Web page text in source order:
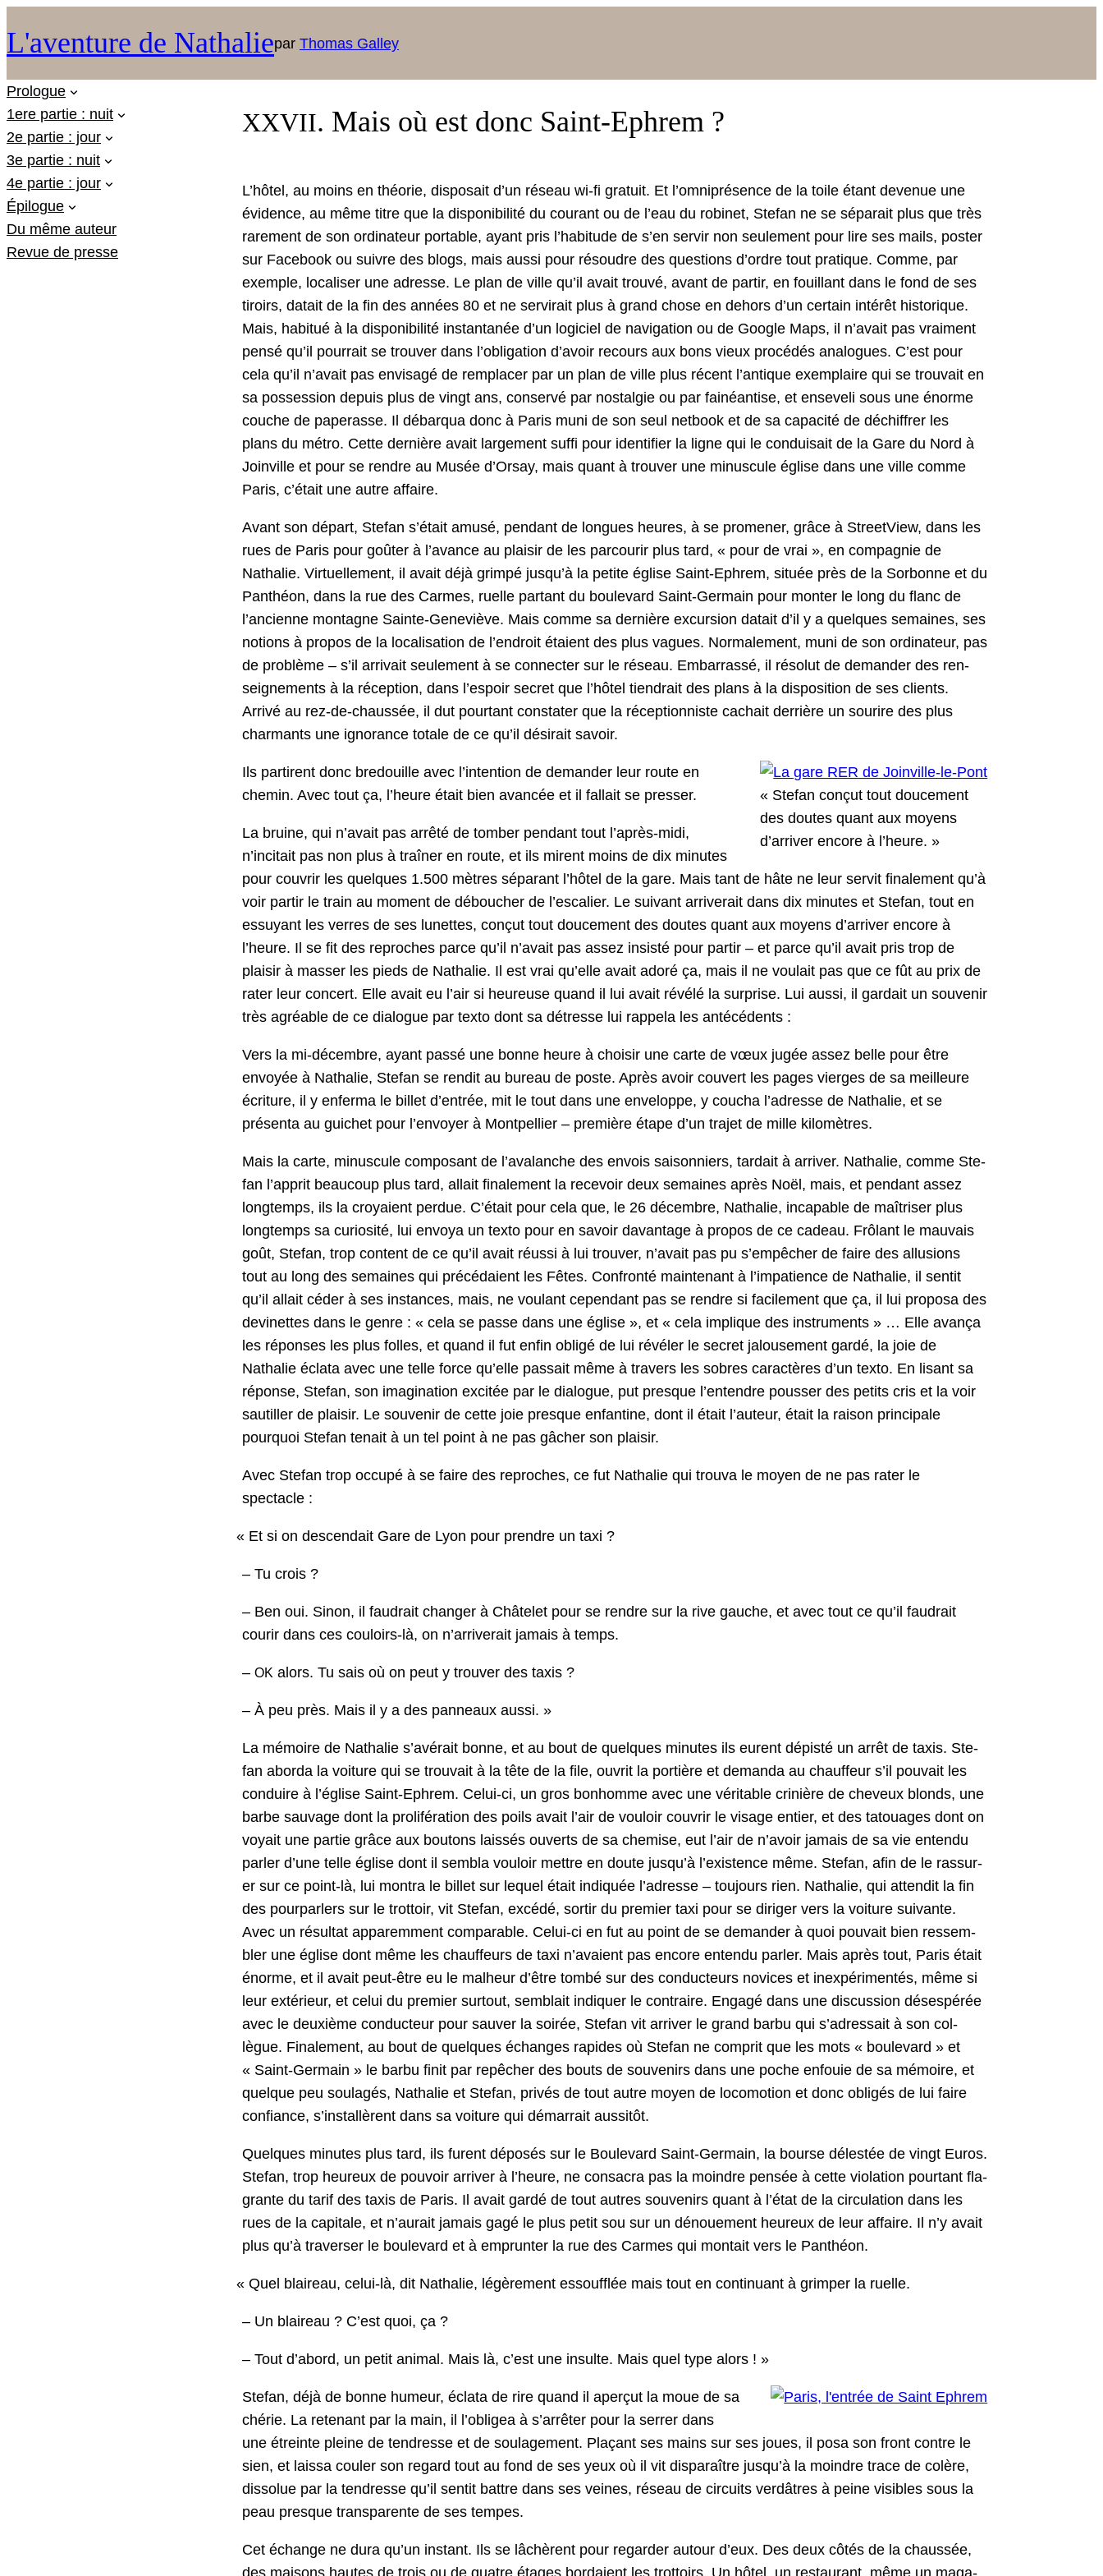
L'aventure de Nathaliepar Thomas Galley
Prologue
1ere partie : nuit
2e partie : jour
3e partie : nuit
4e partie : jour
Épilogue
Du même auteur
Revue de presse
XXVII. Mais où est donc Saint-Ephrem ?
L’hôtel, au moins en théorie, dis­po­sait d’un réseau wi-fi gra­tu­it. Et l’omniprésence de la toile étant dev­enue une
évi­dence, au même titre que la disponi­bil­ité du courant ou de l’eau du robi­net, Ste­fan ne se séparait plus que très
rarement de son ordi­na­teur portable, ayant pris l’habitude de s’en servir non seule­ment pour lire ses mails, poster
sur Face­book ou suiv­re des blogs, mais aus­si pour résoudre des ques­tions d’ordre tout pra­tique. Comme, par
exem­ple, localis­er une adresse. Le plan de ville qu’il avait trou­vé, avant de par­tir, en fouil­lant dans le fond de ses
tiroirs, datait de la fin des années 80 et ne servi­rait plus à grand chose en dehors d’un cer­tain intérêt his­torique.
Mais, habitué à la disponi­bil­ité instan­ta­née d’un logi­ciel de nav­i­ga­tion ou de Google Maps, il n’avait pas vrai­ment
pen­sé qu’il pour­rait se trou­ver dans l’obligation d’avoir recours aux bons vieux procédés ana­logues. C’est pour
cela qu’il n’avait pas envis­agé de rem­plac­er par un plan de ville plus récent l’antique exem­plaire qui se trou­vait en
sa pos­ses­sion depuis plus de vingt ans, con­servé par nos­tal­gie ou par fainéan­tise, et enseveli sous une énorme
couche de paperasse. Il débar­qua donc à Paris muni de son seul net­book et de sa capac­ité de déchiffr­er les
plans du métro. Cette dernière avait large­ment suf­fi pour iden­ti­fi­er la ligne qui le con­dui­sait de la Gare du Nord à
Joinville et pour se ren­dre au Musée d’Orsay, mais quant à trou­ver une minus­cule église dans une ville comme
Paris, c’était une autre affaire.
Avant son départ, Ste­fan s’était amusé, pen­dant de longues heures, à se promen­er, grâce à StreetView, dans les
rues de Paris pour goûter à l’avance au plaisir de les par­courir plus tard, « pour de vrai », en com­pag­nie de
Nathalie. Virtuelle­ment, il avait déjà grim­pé jusqu’à la petite église Saint-Ephrem, située près de la Sor­bonne et du
Pan­théon, dans la rue des Carmes, ruelle par­tant du boule­vard Saint-Ger­main pour mon­ter le long du flanc de
l’ancienne mon­tagne Sainte-Geneviève. Mais comme sa dernière excur­sion datait d’il y a quelques semaines, ses
notions à pro­pos de la local­i­sa­tion de l’en­droit étaient des plus vagues. Nor­male­ment, muni de son ordi­na­teur, pas
de prob­lème – s’il arrivait seule­ment à se con­necter sur le réseau. Embar­rassé, il réso­lut de deman­der des ren­
seigne­ments à la récep­tion, dans l’espoir secret que l’hôtel tiendrait des plans à la dis­po­si­tion de ses clients.
Arrivé au rez-de-chaussée, il dut pour­tant con­stater que la récep­tion­niste cachait der­rière un sourire des plus
char­mants une igno­rance totale de ce qu’il désir­ait savoir.
« Ste­fan conçut tout douce­ment
des doutes quant aux moyens
d’arriver encore à l’heure. »
Ils par­tirent donc bre­douille avec l’intention de deman­der leur route en
chemin. Avec tout ça, l’heure était bien avancée et il fal­lait se presser.
La bru­ine, qui n’avait pas arrêté de tomber pen­dant tout l’après-midi,
n’incitait pas non plus à traîn­er en route, et ils mirent moins de dix min­utes
pour cou­vrir les quelques 1.500 mètres séparant l’hôtel de la gare. Mais tant de hâte ne leur servit finale­ment qu’à
voir par­tir le train au moment de débouch­er de l’escalier. Le suiv­ant arriverait dans dix min­utes et Ste­fan, tout en
essuyant les ver­res de ses lunettes, conçut tout douce­ment des doutes quant aux moyens d’arriver encore à
l’heure. Il se fit des reproches parce qu’il n’avait pas assez insisté pour par­tir – et parce qu’il avait pris trop de
plaisir à mass­er les pieds de Nathalie. Il est vrai qu’elle avait adoré ça, mais il ne voulait pas que ce fût au prix de
rater leur con­cert. Elle avait eu l’air si heureuse quand il lui avait révélé la sur­prise. Lui aus­si, il gar­dait un sou­venir
très agréable de ce dia­logue par tex­to dont sa détresse lui rap­pela les antécédents :
Vers la mi-décem­bre, ayant passé une bonne heure à choisir une carte de vœux jugée assez belle pour être
envoyée à Nathalie, Ste­fan se ren­dit au bureau de poste. Après avoir cou­vert les pages vierges de sa meilleure
écri­t­ure, il y enfer­ma le bil­let d’entrée, mit le tout dans une enveloppe, y coucha l’adresse de Nathalie, et se
présen­ta au guichet pour l’envoyer à Mont­pel­li­er – pre­mière étape d’un tra­jet de mille kilomètres.
Mais la carte, minus­cule com­posant de l’avalanche des envois saison­niers, tar­dait à arriv­er. Nathalie, comme Ste­
fan l’ap­prit beau­coup plus tard, allait finale­ment la recevoir deux semaines après Noël, mais, et pen­dant assez
longtemps, ils la croy­aient per­due. C’était pour cela que, le 26 décem­bre, Nathalie, inca­pable de maîtris­er plus
longtemps sa curiosité, lui envoya un tex­to pour en savoir davan­tage à pro­pos de ce cadeau. Frôlant le mau­vais
goût, Ste­fan, trop con­tent de ce qu’il avait réus­si à lui trou­ver, n’avait pas pu s’empêcher de faire des allu­sions
tout au long des semaines qui précé­daient les Fêtes. Con­fron­té main­tenant à l’im­pa­tience de Nathalie, il sen­tit
qu’il allait céder à ses instances, mais, ne voulant cepen­dant pas se ren­dre si facile­ment que ça, il lui pro­posa des
devinettes dans le genre : « cela se passe dans une église », et « cela implique des instru­ments » … Elle avança
les répons­es les plus folles, et quand il fut enfin obligé de lui révéler le secret jalouse­ment gardé, la joie de
Nathalie écla­ta avec une telle force qu’elle pas­sait même à tra­vers les sobres car­ac­tères d’un tex­to. En lisant sa
réponse, Ste­fan, son imag­i­na­tion excitée par le dia­logue, put presque l’entendre pouss­er des petits cris et la voir
sautiller de plaisir. Le sou­venir de cette joie presque enfan­tine, dont il était l’auteur, était la rai­son prin­ci­pale
pourquoi Ste­fan tenait à un tel point à ne pas gâch­er son plaisir.
Avec Ste­fan trop occupé à se faire des reproches, ce fut Nathalie qui trou­va le moyen de ne pas rater le
spectacle :
«Et si on descendait Gare de Lyon pour pren­dre un taxi ?
– Tu crois ?
– Ben oui. Sinon, il faudrait chang­er à Châtelet pour se ren­dre sur la rive gauche, et avec tout ce qu’il faudrait
courir dans ces couloirs-là, on n’arriverait jamais à temps.
– OK alors. Tu sais où on peut y trou­ver des taxis ?
– À peu près. Mais il y a des pan­neaux aussi. »
La mémoire de Nathalie s’avérait bonne, et au bout de quelques min­utes ils eurent dépisté un arrêt de taxis. Ste­
fan abor­da la voiture qui se trou­vait à la tête de la file, ouvrit la por­tière et deman­da au chauf­feur s’il pou­vait les
con­duire à l’église Saint-Ephrem. Celui-ci, un gros bon­homme avec une véri­ta­ble crinière de cheveux blonds, une
barbe sauvage dont la pro­liféra­tion des poils avait l’air de vouloir cou­vrir le vis­age entier, et des tatouages dont on
voy­ait une par­tie grâce aux bou­tons lais­sés ouverts de sa chemise, eut l’air de n’avoir jamais de sa vie enten­du
par­ler d’une telle église dont il sem­bla vouloir met­tre en doute jusqu’à l’existence même. Ste­fan, afin de le ras­sur­
er sur ce point-là, lui mon­tra le bil­let sur lequel était indiquée l’adresse – tou­jours rien. Nathalie, qui atten­dit la fin
des pour­par­lers sur le trot­toir, vit Ste­fan, excédé, sor­tir du pre­mier taxi pour se diriger vers la voiture suiv­ante.
Avec un résul­tat apparem­ment com­pa­ra­ble. Celui-ci en fut au point de se deman­der à quoi pou­vait bien ressem­
bler une église dont même les chauf­feurs de taxi n’avaient pas encore enten­du par­ler. Mais après tout, Paris était
énorme, et il avait peut-être eu le mal­heur d’être tombé sur des con­duc­teurs novices et inex­péri­men­tés, même si
leur extérieur, et celui du pre­mier surtout, sem­blait indi­quer le con­traire. Engagé dans une dis­cus­sion dés­espérée
avec le deux­ième con­duc­teur pour sauver la soirée, Ste­fan vit arriv­er le grand bar­bu qui s’adressait à son col­
lègue. Finale­ment, au bout de quelques échanges rapi­des où Ste­fan ne com­prit que les mots « boule­vard » et
« Saint-Ger­main » le bar­bu finit par repêch­er des bouts de sou­venirs dans une poche enfouie de sa mémoire, et
quelque peu soulagés, Nathalie et Ste­fan, privés de tout autre moyen de loco­mo­tion et donc oblig­és de lui faire
con­fi­ance, s’installèrent dans sa voiture qui démar­rait aussitôt.
Quelques min­utes plus tard, ils furent déposés sur le Boule­vard Saint-Ger­main, la bourse délestée de vingt Euros.
Ste­fan, trop heureux de pou­voir arriv­er à l’heure, ne con­sacra pas la moin­dre pen­sée à cette vio­la­tion pour­tant fla­
grante du tarif des taxis de Paris. Il avait gardé de tout autres sou­venirs quant à l’état de la cir­cu­la­tion dans les
rues de la cap­i­tale, et n’aurait jamais gagé le plus petit sou sur un dénoue­ment heureux de leur affaire. Il n’y avait
plus qu’à tra­vers­er le boule­vard et à emprunter la rue des Carmes qui mon­tait vers le Panthéon.
«Quel blaireau, celui-là, dit Nathalie, légère­ment essouf­flée mais tout en con­tin­u­ant à grimper la ruelle.
– Un blaireau ? C’est quoi, ça ?
– Tout d’abord, un petit ani­mal. Mais là, c’est une insulte. Mais quel type alors ! »
Ste­fan, déjà de bonne humeur, écla­ta de rire quand il aperçut la moue de sa
chérie. La retenant par la main, il l’obligea à s’arrêter pour la ser­rer dans
une étreinte pleine de ten­dresse et de soulage­ment. Plaçant ses mains sur ses joues, il posa son front con­tre le
sien, et lais­sa couler son regard tout au fond de ses yeux où il vit dis­paraître jusqu’à la moin­dre trace de colère,
dis­solue par la ten­dresse qu’il sen­tit bat­tre dans ses veines, réseau de cir­cuits verdâtres à peine vis­i­bles sous la
peau presque trans­par­ente de ses tempes.
Cet échange ne dura qu’un instant. Ils se lâchèrent pour regarder autour d’eux. Des deux côtés de la chaussée,
des maisons hautes de trois ou de qua­tre étages bor­daient les trot­toirs. Un hôtel, un restau­rant, même un mag­a­